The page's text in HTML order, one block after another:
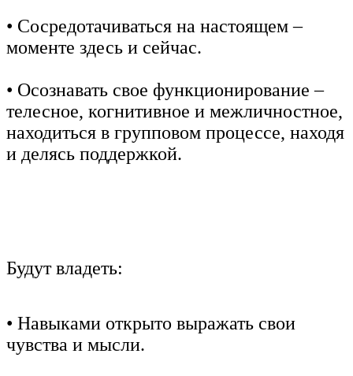
• Сосредотачиваться на настоящем –
моменте здесь и сейчас.
• Осознавать свое функционирование –
телесное, когнитивное и межличностное,
находиться в групповом процессе, находя
и делясь поддержкой.
Будут владеть:
• Навыками открыто выражать свои
чувства и мысли.